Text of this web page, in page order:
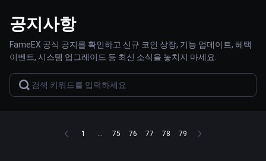
공지사항
FameEX 공식 공지를 확인하고 신규 코인 상장, 기능 업데이트, 혜택
이벤트, 시스템 업그레이드 등 최신 소식을 놓치지 마세요.
1 ... 75 76 77 78 79